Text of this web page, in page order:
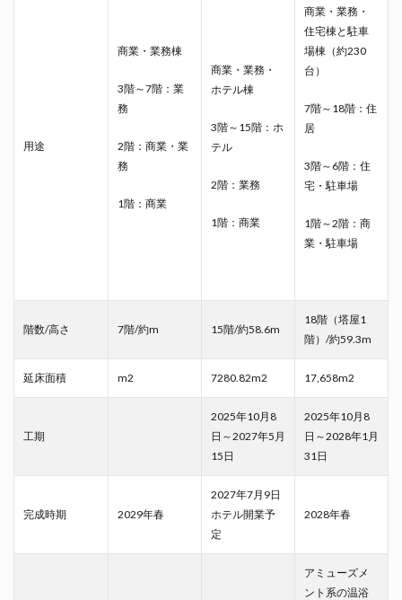
用途
商業・業務棟
3階～7階：業
務
2階：商業・業
務
1階：商業
商業・業務・
ホテル棟
3階～15階：ホ
テル
2階：業務
1階：商業
商業・業務・
住宅棟と駐車
場棟（約230
台）
7階～18階：住
居
3階～6階：住
宅・駐車場
1階～2階：商
業・駐車場
階数/高さ 7階/約m 15階/約58.6m
18階（塔屋1
階）/約59.3m
延床面積 m2 7280.82m2 17,658m2
工期
2025年10月8
日～2027年5月
15日
2025年10月8
日～2028年1月
31日
完成時期 2029年春
2027年7月9日
ホテル開業予
定
2028年春
アミューズメ
ント系の温浴